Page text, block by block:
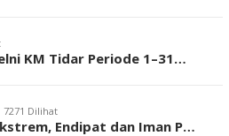
KM Tidar Periode 1–31…
7271 Dilihat
Endipat dan Iman P…